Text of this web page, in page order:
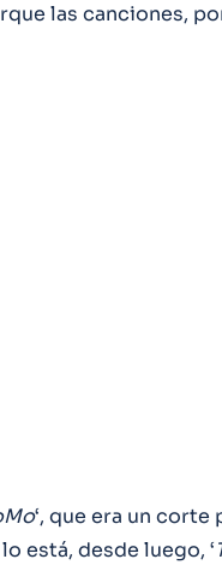
las canciones,
‘, que era un
está, desde luego, ‘